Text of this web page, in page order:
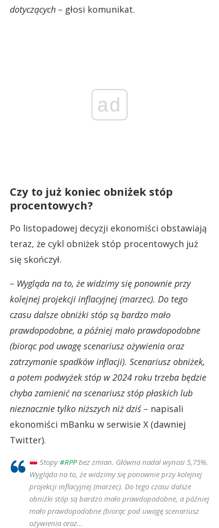
dotyczących – głosi komunikat.
ad
Czy to już koniec obniżek stóp
procentowych?
Po listopadowej decyzji ekonomiści obstawiają
teraz, że cykl obniżek stóp procentowych już
się skończył.
– Wygląda na to, że widzimy się ponownie przy
kolejnej projekcji inflacyjnej (marzec). Do tego
czasu dalsze obniżki stóp są bardzo mało
prawdopodobne, a później mało prawdopodobne
(biorąc pod uwagę scenariusz ożywienia oraz
zatrzymanie spadków inflacji). Scenariusz obniżek,
a potem podwyżek stóp w 2024 roku trzeba będzie
chyba zamienić na scenariusz stóp płaskich lub
nieznacznie tylko niższych niż dziś – napisali
ekonomiści mBanku w serwisie X (dawniej
Twitter).
Stopy#RPPbez zmian. Główna nadal wynosi 5,75%.
Wygląda na to, że widzimy się ponownie przy kolejnej
projekcji inflacyjnej (marzec). Do tego czasu dalsze
obniżki stóp są bardzo mało prawdopodobne, a później
mało prawdopodobne (biorąc pod uwagę scenariusz
ożywienia oraz…